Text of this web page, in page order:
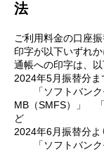
法
ご利用料金の口座
印字が以下いずれ
通帳への印字は、以
2024年5月振替分ま
「ソフトバンク
MB（SMFS）」
ど
2024年6月振替分よ
「ソフトバンク